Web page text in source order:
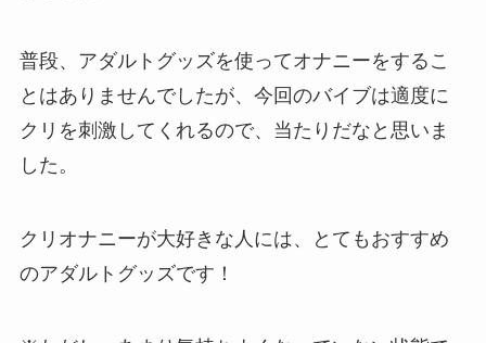
普段、アダルトグッズを使ってオナニーをするこ
とはありませんでしたが、今回のバイブは適度に
クリを刺激してくれるので、当たりだなと思いま
した。
クリオナニーが大好きな人には、とてもおすすめ
のアダルトグッズです！